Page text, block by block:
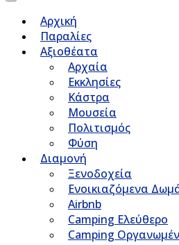
Αρχική
Παραλίες
Αξιοθέατα
Αρχαία
Εκκλησίες
Κάστρα
Μουσεία
Πολιτισμός
Φύση
Διαμονή
Ξενοδοχεία
Ενοικιαζόμενα
Airbnb
Camping Ελεύθερο
Camping